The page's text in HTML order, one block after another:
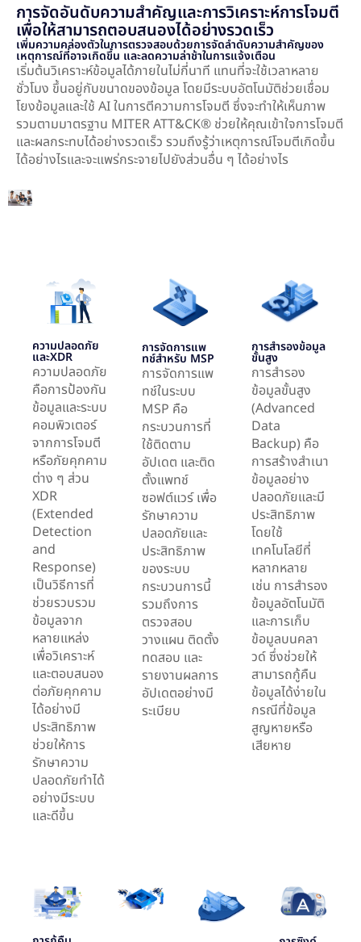
การจัดอันดับความสำคัญและการวิเคราะห์การโจมตี
เพื่อให้สามารถตอบสนองได้อย่างรวดเร็ว
เพิ่มความคล่องตัวในการตรวจสอบด้วยการจัดลำดับความสำคัญของ
เหตุการณ์ที่อาจเกิดขึ้น และลดความล่าช้าในการแจ้งเตือน
เริ่มต้นวิเคราะห์ข้อมูลได้ภายในไม่กี่นาที แทนที่จะใช้เวลาหลาย
ชั่วโมง ขึ้นอยู่กับขนาดของข้อมูล โดยมีระบบอัตโนมัติช่วยเชื่อม
โยงข้อมูลและใช้ AI ในการตีความการโจมตี ซึ่งจะทำให้เห็นภาพ
รวมตามมาตรฐาน MITER ATT&CK® ช่วยให้คุณเข้าใจการโจมตี
และผลกระทบได้อย่างรวดเร็ว รวมถึงรู้ว่าเหตุการณ์โจมตีเกิดขึ้น
ได้อย่างไรและจะแพร่กระจายไปยังส่วนอื่น ๆ ได้อย่างไร
ความปลอดภัย
และXDR
ความปลอดภัย
คือการป้องกัน
ข้อมูลและระบบ
คอมพิวเตอร์
จากการโจมตี
หรือภัยคุกคาม
ต่าง ๆ ส่วน
XDR
(Extended
Detection
and
Response)
เป็นวิธีการที่
ช่วยรวบรวม
ข้อมูลจาก
หลายแหล่ง
เพื่อวิเคราะห์
และตอบสนอง
ต่อภัยคุกคาม
ได้อย่างมี
ประสิทธิภาพ
ช่วยให้การ
รักษาความ
ปลอดภัยทำได้
อย่างมีระบบ
และดีขึ้น
การจัดการแพ
ทช์สำหรับ MSP
การจัดการแพ
ทช์ในระบบ
MSP คือ
กระบวนการที่
ใช้ติดตาม
อัปเดต และติด
ตั้งแพทช์
ซอฟต์แวร์ เพื่อ
รักษาความ
ปลอดภัยและ
ประสิทธิภาพ
ของระบบ
กระบวนการนี้
รวมถึงการ
ตรวจสอบ
วางแผน ติดตั้ง
ทดสอบ และ
รายงานผลการ
อัปเดตอย่างมี
ระเบียบ
การสำรองข้อมูล
ขั้นสูง
การสำรอง
ข้อมูลขั้นสูง
(Advanced
Data
Backup) คือ
การสร้างสำเนา
ข้อมูลอย่าง
ปลอดภัยและมี
ประสิทธิภาพ
โดยใช้
เทคโนโลยีที่
หลากหลาย
เช่น การสำรอง
ข้อมูลอัตโนมัติ
และการเก็บ
ข้อมูลบนคลา
วด์ ซึ่งช่วยให้
สามารถกู้คืน
ข้อมูลได้ง่ายใน
กรณีที่ข้อมูล
สูญหายหรือ
เสียหาย